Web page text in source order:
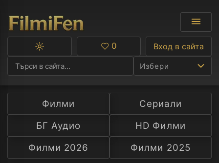
Избери
Ф
С
А
Превключване
тъмна
тема
Любими
0 Вход в сайта
Филми
Сериали
БГ Аудио
HD Филми
Филми 2026
Филми 2025